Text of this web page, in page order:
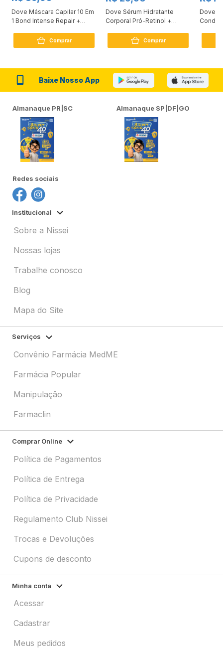
Dove Máscara Capilar 10 Em
1 Bond Intense Repair +
Comprar
Dove Sérum Hidratante
Corporal Pró-Retinol +
Comprar
Dove
Baixe Nosso App
Almanaque PR|SC Almanaque SP|DF|GO
Redes sociais
Institucional
Sobre a Nissei
Nossas lojas
Trabalhe conosco
Blog
Mapa do Site
Serviços
Convênio Farmácia MedME
Farmácia Popular
Manipulação
Farmaclin
Comprar Online
Política de Pagamentos
Política de Entrega
Política de Privacidade
Regulamento Club Nissei
Trocas e Devoluções
Cupons de desconto
Minha conta
Acessar
Cadastrar
Meus pedidos